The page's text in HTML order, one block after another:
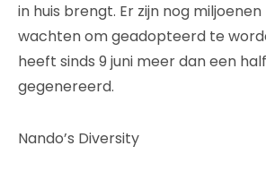
in huis brengt. Er zijn nog
wachten om geadopteerd te
heeft sinds 9 juni meer dan een
gegenereerd.
Nando’s Diversity